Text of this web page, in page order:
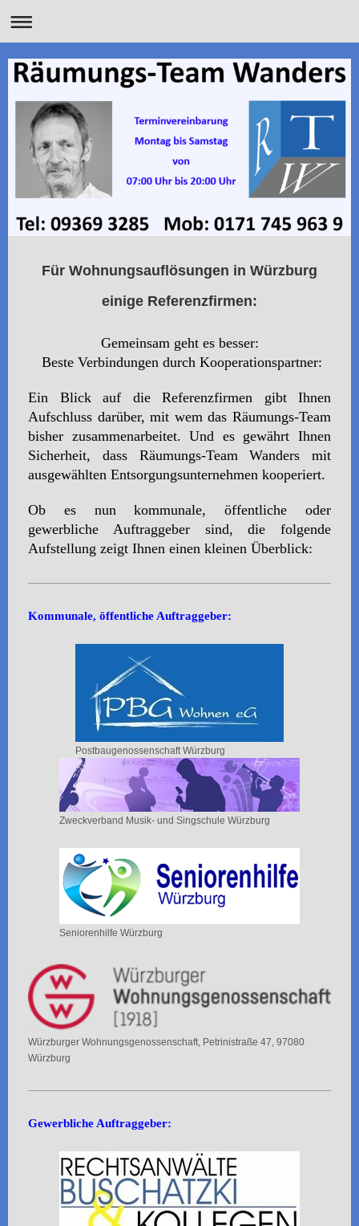
Für Wohnungsauflösungen in Würzburg
einige Referenzfirmen:
Gemeinsam geht es besser:
Beste Verbindungen durch Kooperationspartner:
Ein Blick auf die Referenzfirmen gibt Ihnen
Aufschluss darüber, mit wem das Räumungs-Team
bisher zusammenarbeitet. Und es gewährt Ihnen
Sicherheit, dass Räumungs-Team Wanders mit
ausgewählten Entsorgungsunternehmen kooperiert.
Ob es nun kommunale, öffentliche oder
gewerbliche Auftraggeber sind, die folgende
Aufstellung zeigt Ihnen einen kleinen Überblick:
Kommunale, öffentliche Auftraggeber:
Postbaugenossenschaft Würzburg
Zweckverband Musik- und Singschule Würzburg
Seniorenhilfe Würzburg
Würzburger Wohnungsgenossenschaft, Petrinistraße 47, 97080
Würzburg
Gewerbliche Auftraggeber: